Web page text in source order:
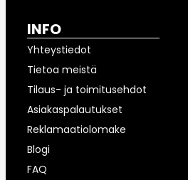
INFO
Yhteystiedot
Tietoa meistä
Tilaus- ja toimitusehdot
Asiakaspalautukset
Reklamaatiolomake
Blogi
FAQ